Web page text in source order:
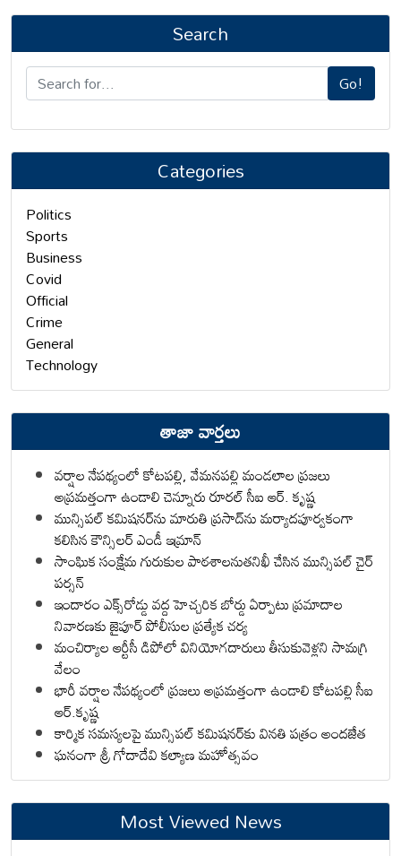
Search
Go!
Categories
Politics
Sports
Business
Covid
Official
Crime
General
Technology
తాజా వార్తలు
వర్షాల నేపథ్యంలో కోటపల్లి, వేమనపల్లి మండలాల ప్రజలు
అప్రమత్తంగా ఉండాలి చెన్నూరు రూరల్ సీఐ ఆర్. కృష్ణ
మున్సిపల్ కమిషనర్‌ను మారుతి ప్రసాద్‌ను మర్యాదపూర్వకంగా
కలిసిన కౌన్సిలర్ ఎండీ ఇమ్రాన్ ​
సాంఘిక సంక్షేమ గురుకుల పాఠశాలనుతనిఖీ చేసిన మున్సిపల్ చైర్
పర్సన్
ఇందారం ఎక్స్‌రోడ్డు వద్ద హెచ్చరిక బోర్డు ఏర్పాటు ప్రమాదాల
నివారణకు జైపూర్ పోలీసుల ప్రత్యేక చర్య
మంచిర్యాల ఆర్టీసీ డిపోలో వినియోగదారులు తీసుకువెళ్లని సామగ్రి
వేలం
భారీ వర్షాల నేపథ్యంలో ప్రజలు అప్రమత్తంగా ఉండాలి కోటపల్లి సీఐ
ఆర్.కృష్ణ
కార్మిక సమస్యలపై మున్సిపల్ కమిషనర్‌కు వినతి పత్రం అందజేత
ఘనంగా శ్రీ గోదాదేవి కల్యాణ మహోత్సవం
Most Viewed News